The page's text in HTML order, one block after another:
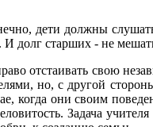
дети должны
долг старших - не
отстаивать свою
но, с другой
когда они своим
Задача